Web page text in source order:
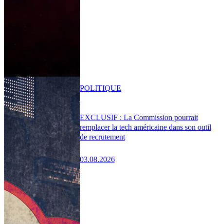
EXCLUSIF : La Commission pourrait
remplacer la tech américaine dans son outil
de recrutement
03.08.2026
POLITIQUE